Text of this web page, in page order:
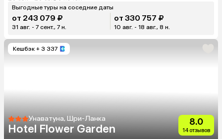
Выгодные туры на соседние даты
от 243 079 ₽
31 авг. - 7 сент., 7 н.
от 330 757 ₽
10 авг. - 18 авг., 8 н.
Кешбэк + 3 337
Унаватуна, Шри-Ланка
Hotel Flower Garden
8.0
14 отзывов